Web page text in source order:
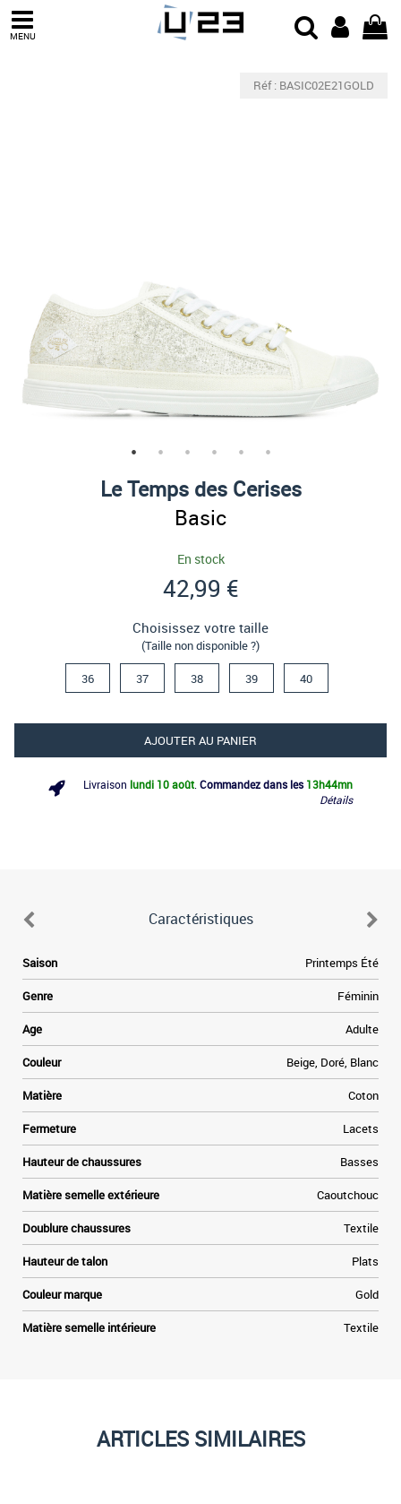
MENU
Réf : BASIC02E21GOLD
Le Temps des Cerises
Basic
En stock
42,99 €
Choisissez votre taille
(Taille non disponible ?)
36 37 38 39 40
AJOUTER AU PANIER
Livraison lundi 10 août Commandez dans les 13h44mn
Détails
Caractéristiques
Saison Printemps Été
Genre Féminin
Age Adulte
Couleur Beige, Doré, Blanc
Matière Coton
Fermeture Lacets
Hauteur de chaussures Basses
Matière semelle extérieure Caoutchouc
Doublure chaussures Textile
Hauteur de talon Plats
Couleur marque Gold
Matière semelle intérieure Textile
ARTICLES SIMILAIRES